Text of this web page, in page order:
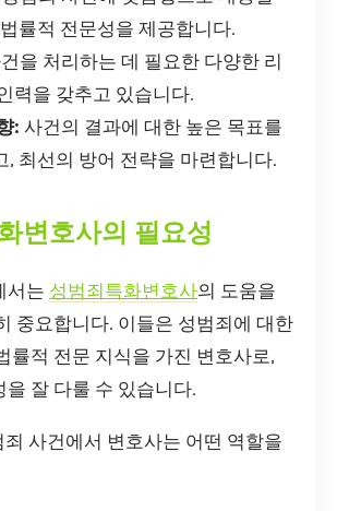
률적 전문성을 제공합니다.
을 처리하는 데 필요한 다양한 리
력을 갖추고 있습니다.
: 사건의 결과에 대한 높은 목표를
, 최선의 방어 전략을 마련합니다.
변호사의 필요성
서는 성범죄특화변호사의 도움을
중요합니다. 이들은 성범죄에 대한
률적 전문 지식을 가진 변호사로,
을 잘 다룰 수 있습니다.
사건에서 변호사는 어떤 역할을